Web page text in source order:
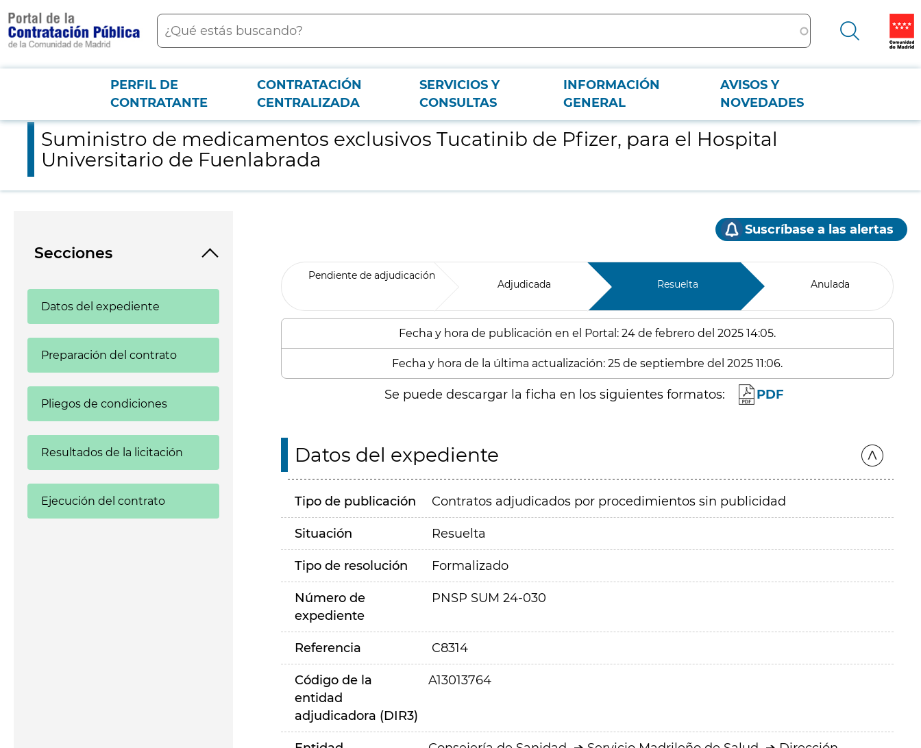
contenido
principal
Buscar
Menú PCON
PERFIL DE
CONTRATANTE
CONTRATACIÓN
CENTRALIZADA
SERVICIOS Y
CONSULTAS
INFORMACIÓN
GENERAL
AVISOS Y
NOVEDADES
Suministro de medicamentos exclusivos Tucatinib de Pfizer, para el Hospital Universitario de Fuenlabrada
Suministro de medicamentos exclusivos Tucatinib de Pfizer, para el Hospital
Universitario de Fuenlabrada
Secciones
Datos del expediente
Preparación del contrato
Pliegos de condiciones
Resultados de la licitación
Ejecución del contrato
Suscríbase a las alertas
Pendiente de adjudicación
Adjudicada Resuelta Anulada
Fecha y hora de publicación en el Portal: 24 de febrero del 2025 14:05.
Fecha y hora de la última actualización: 25 de septiembre del 2025 11:06.
Se puede descargar la ficha en los siguientes formatos: PDF
Datos del expediente
Tipo de publicación Contratos adjudicados por procedimientos sin publicidad
Situación Resuelta
Tipo de resolución Formalizado
Número de
expediente
PNSP SUM 24-030
Referencia C8314
Código de la
entidad
adjudicadora (DIR3)
A13013764